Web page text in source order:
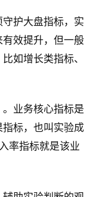
护大盘指标，实
效提升，但一般
如增长类指标、
业务核心指标是
标，也叫实验成
率指标就是该业